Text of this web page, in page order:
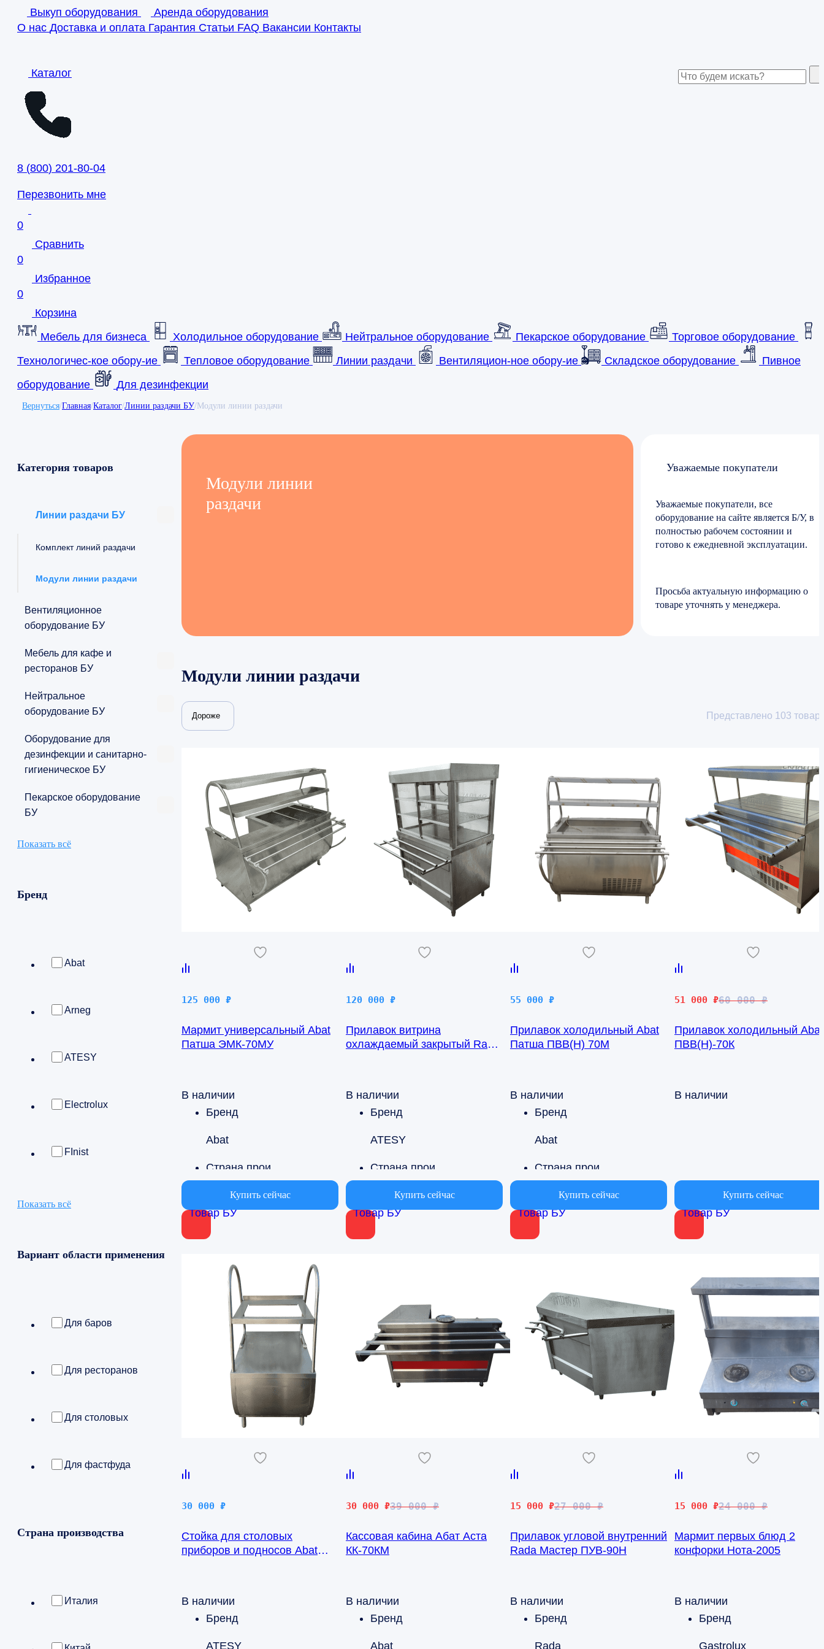
Выкуп оборудования
Аренда оборудования
О нас Доставка и оплата Гарантия Статьи FAQ Вакансии Контакты
Каталог
8 (800) 201-80-04
Перезвонить мне
0
Сравнить
0
Избранное
0
Корзина
Мебель для бизнеса
Холодильное оборудование Нейтральное оборудование Пекарское оборудование
Торговое оборудование
Технологичес-кое обору-ие
Тепловое оборудование Линии раздачи Вентиляцион-ное обору-ие Складское оборудование
Пивное
оборудование
Для дезинфекции
Вернуться/Главная/Каталог/Линии раздачи БУ/Модули линии раздачи
Категория товаров
Линии раздачи БУ
Комплект линий раздачи
Модули линии раздачи
Вентиляционное
оборудование БУ
Мебель для кафе и
ресторанов БУ
Нейтральное
оборудование БУ
Оборудование для
дезинфекции и санитарно-
гигиеническое БУ
Пекарское оборудование
БУ
Показать всё
Бренд
Abat
Arneg
ATESY
Electrolux
FInist
Показать всё
Вариант области применения
Для баров
Для ресторанов
Для столовых
Для фастфуда
Страна производства
Италия
Модули линии
раздачи
Уважаемые покупатели
Уважаемые покупатели, все
оборудование на сайте является Б/У, в
полностью рабочем состоянии и
готово к ежедневной эксплуатации.
Просьба актуальную информацию о
товаре уточнять у менеджера.
Модули линии раздачи
Дороже Представлено 103
Товар БУ
125 000 ₽
Мармит универсальный Abat
Патша ЭМК-70МУ
В наличии
Бренд
Abat
РоссияКупить сейчас
Товар БУ
120 000 ₽
Прилавок витрина
охлаждаемый закрытый Rada
В наличии
Бренд
ATESY
РоссияКупить сейчас
Товар БУ
55 000 ₽
Прилавок холодильный Abat
Патша ПВВ(Н) 70М
В наличии
Бренд
Abat
РоссияКупить сейчас
Товар БУ
60 000₽
Первоначальная
составляла
60
51 000 ₽
Текущая
51
000 ₽.
Прилавок холодильный Abat
ПВВ(Н)-70К
В наличии
Купить сейчас
30 000 ₽
Стойка для столовых
приборов и подносов Abat
В наличии
Бренд
ATESY
39 000₽
Первоначальная
составляла
39
30 000 ₽
Текущая
30
000 ₽.
Кассовая кабина Абат Аста
КК-70КМ
В наличии
Бренд
Abat
27 000₽
Первоначальная
составляла
27
15 000 ₽
Текущая
15
000 ₽.
Прилавок угловой внутренний
Rada Мастер ПУВ-90Н
В наличии
Бренд
Rada
24 000₽
Первоначальная
составляла
24
15 000 ₽
Текущая
15
000 ₽.
Мармит первых блюд 2
конфорки Нота-2005
В наличии
Бренд
Gastrolux